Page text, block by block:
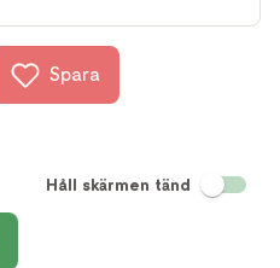
Spara
Håll skärmen tänd